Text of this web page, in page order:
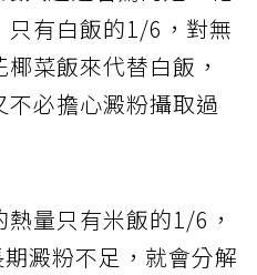
只有白飯的1/6，對無
菜飯來代替白飯，
必擔心澱粉攝取過
量只有米飯的1/6，
澱粉不足，就會分解